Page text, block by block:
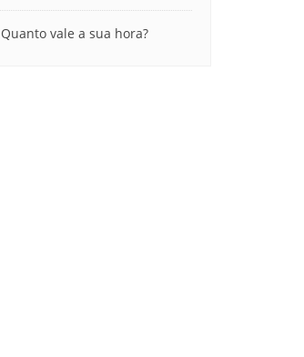
Quanto vale a sua hora?